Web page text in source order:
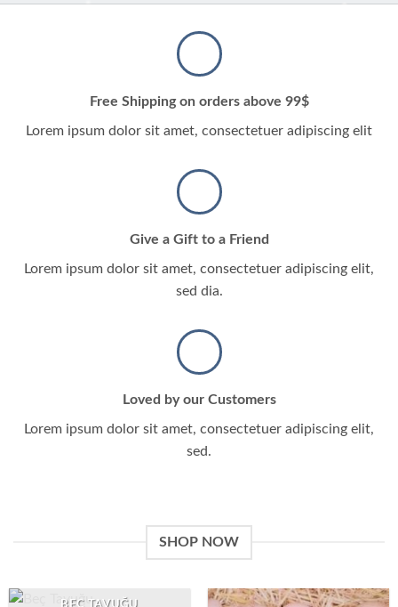
Free Shipping on orders above 99$
Lorem ipsum dolor sit amet, consectetuer adipiscing elit
Give a Gift to a Friend
Lorem ipsum dolor sit amet, consectetuer adipiscing elit,
sed dia.
Loved by our Customers
Lorem ipsum dolor sit amet, consectetuer adipiscing elit,
sed.
SHOP NOW
BEÇ TAVUĞU